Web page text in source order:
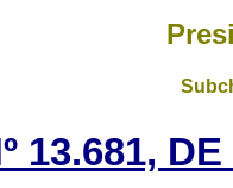
13.681,